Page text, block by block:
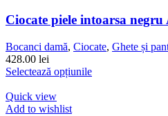
Opțiunile
fi
alese
pagina
Ciocate piele intoarsa negru
Bocanci damă, Ciocate, Ghete și
428.00 lei
Selectează opțiunileAcest
Quick view
Add to wishlist